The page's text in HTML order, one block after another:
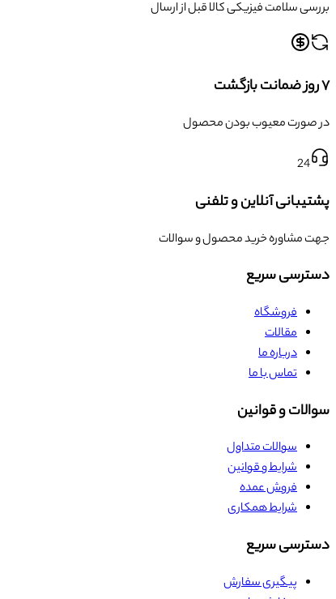
بررسی سلامت فیزیکی کالا قبل از ارسال
۷ روز ضمانت بازگشت
در صورت معیوب بودن محصول
24
پشتیبانی آنلاین و تلفنی
جهت مشاوره خرید محصول و سوالات
دسترسی سریع
فروشگاه
مقالات
درباره ما
تماس با ما
سوالات و قوانین
سوالات متداول
شرایط و قوانین
فروش عمده
شرایط همکاری
دسترسی سریع
پیگیری سفارش